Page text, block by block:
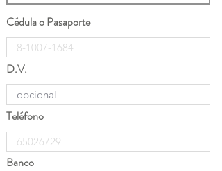
Cédula o Pasaporte
D.V.
Teléfono
Banco